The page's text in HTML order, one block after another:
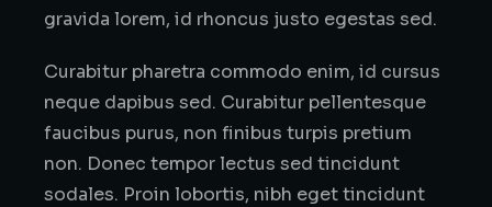
gravida lorem, id rhoncus justo egestas sed.
Curabitur pharetra commodo enim, id cursus
neque dapibus sed. Curabitur pellentesque
faucibus purus, non finibus turpis pretium
non. Donec tempor lectus sed tincidunt
sodales. Proin lobortis, nibh eget tincidunt